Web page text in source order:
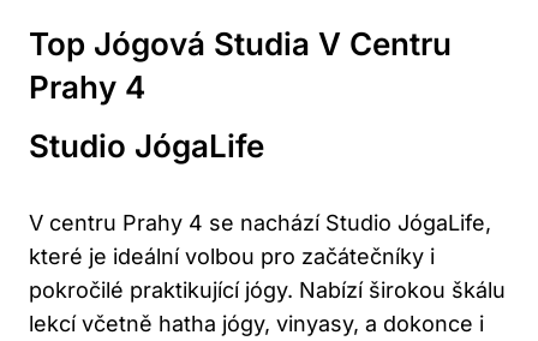
Top Jógová Studia V Centru
Prahy ‍4
Studio ‍JógaLife
V⁢ centru ⁢Prahy ​4 se nachází Studio JógaLife,⁣
které je ideální volbou pro začátečníky ⁣i
pokročilé‍ praktikující jógy. Nabízí⁢ širokou škálu
lekcí ‍včetně​ hatha​ jógy, vinyasy, a ⁣dokonce ⁢i